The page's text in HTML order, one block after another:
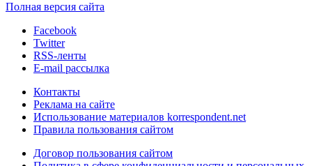
Полная версия сайта
Facebook
Twitter
RSS-ленты
E-mail рассылка
Контакты
Реклама на сайте
Использование материалов korrespondent.net
Правила пользования сайтом
Договор пользования сайтом